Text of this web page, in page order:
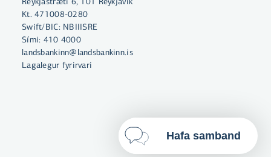
Velja vefkökur
Kt. 471008-0280
Swift/BIC: NBIIISRE
Sími: 410 4000
landsbankinn@landsbankinn.is
Lagalegur fyrirvari
Hafa samband